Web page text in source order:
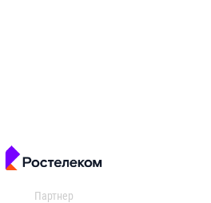
Партнер